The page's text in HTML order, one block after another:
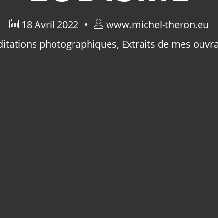
18 Avril 2022
www.michel-theron.eu
photographiques, Extraits de mes